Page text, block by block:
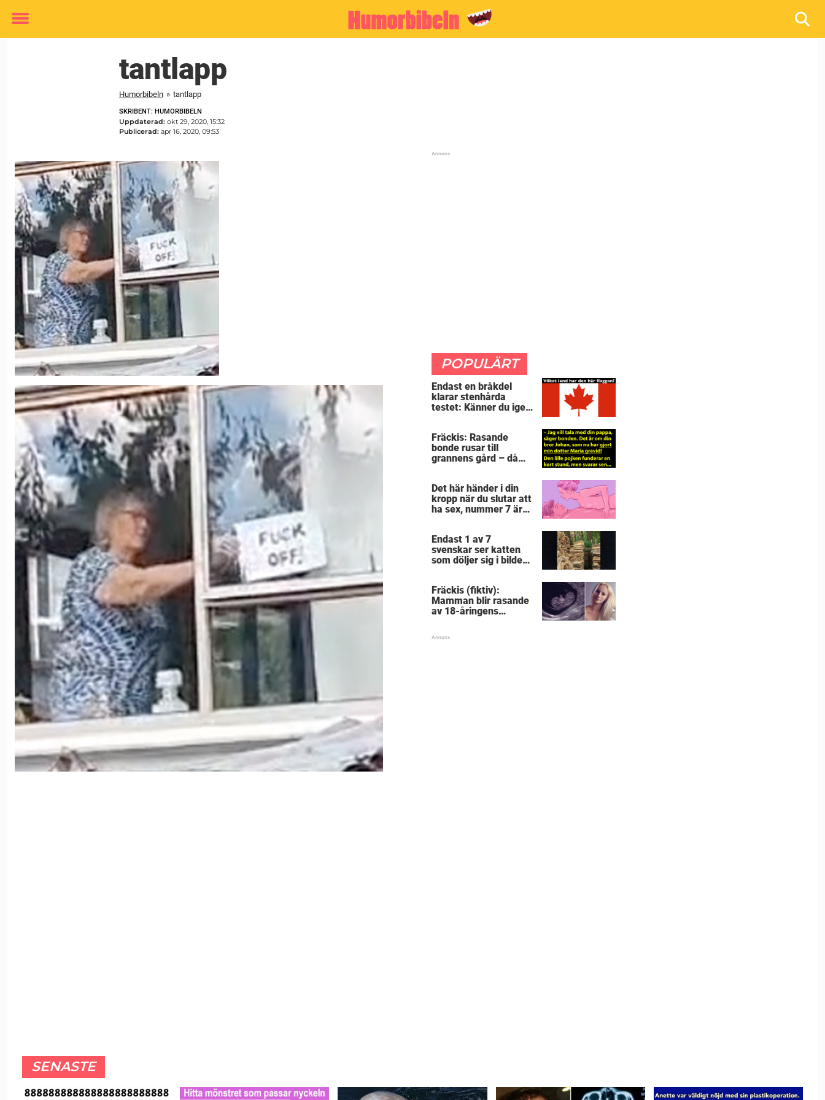
Toggle
tantlapp
Humorbibeln » tantlapp
SKRIBENT: HUMORBIBELN
Uppdaterad: okt 29, 2020, 15:32
Publicerad: apr 16, 2020, 09:53
POPULÄRT
Endast en bråkdel
klarar stenhårda
testet: Känner du igen
Fräckis: Rasande
bonde rusar till
grannens gård – då
mållös
Det här händer i din
kropp när du slutar att
ha sex, nummer 7 är
Endast 1 av 7
svenskar ser katten
som döljer sig i bilden:
Fräckis (fiktiv):
Mamman blir rasande
av 18-åringens
detaljen
SENASTE